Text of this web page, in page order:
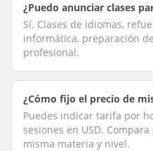
¿Puedo anunciar clases
Sí. Clases de idiomas,
informática, preparación
profesional.
¿Cómo fijo el precio de
Puedes indicar tarifa por
sesiones en USD.
misma materia y nivel.